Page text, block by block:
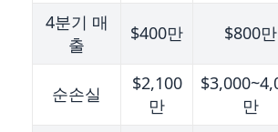
4분기 매
출
$400만 $800만
순손실
$2,100
만
만